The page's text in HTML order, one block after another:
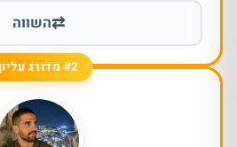
⇄השווה
#2 מדורג עליון